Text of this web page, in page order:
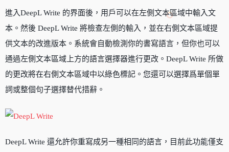
進入DeepL Write 的界面後，用戶可以在左側文本區域中輸入文
本。然後 DeepL Write 將檢查左側的輸入，並在右側文本區域提
供文本的改進版本。系統會自動檢測你的書寫語言，但你也可以
通過左側文本區域上方的語言選擇器進行更改。DeepL Write 所做
的更改將在右側文本區域中以綠色標記。您還可以選擇爲單個單
詞或整個句子選擇替代措辭。
DeepL Write 還允許你重寫成另一種相同的語言，目前此功能僅支